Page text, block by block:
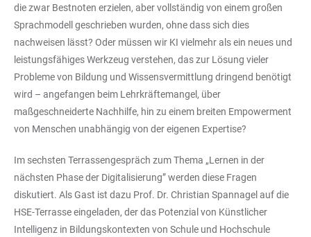
die zwar Bestnoten erzielen, aber vollständig von einem großen
Sprachmodell geschrieben wurden, ohne dass sich dies
nachweisen lässt? Oder müssen wir KI vielmehr als ein neues und
leistungsfähiges Werkzeug verstehen, das zur Lösung vieler
Probleme von Bildung und Wissensvermittlung dringend benötigt
wird – angefangen beim Lehrkräftemangel, über
maßgeschneiderte Nachhilfe, hin zu einem breiten Empowerment
von Menschen unabhängig von der eigenen Expertise?
Im sechsten Terrassengespräch zum Thema „Lernen in der
nächsten Phase der Digitalisierung” werden diese Fragen
diskutiert. Als Gast ist dazu Prof. Dr. Christian Spannagel auf die
HSE-Terrasse eingeladen, der das Potenzial von Künstlicher
Intelligenz in Bildungskontexten von Schule und Hochschule